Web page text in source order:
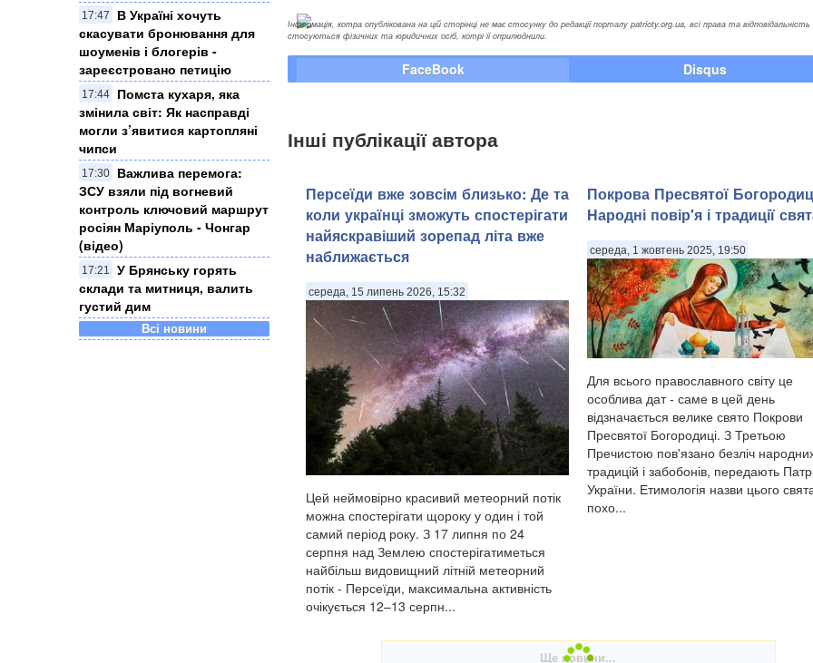
17:47
В Україні хочуть
скасувати бронювання для
шоуменів і блогерів -
зареєстровано петицію
17:44
Помста кухаря, яка
змінила світ: Як насправді
могли з’явитися картопляні
чипси
17:30
Важлива перемога:
ЗСУ взяли під вогневий
контроль ключовий маршрут
росіян Маріуполь - Чонгар
(відео)
17:21
​У Брянську горять
склади та митниця, валить
густий дим
Всі новини
Інформація, котра опублікована на цій сторінці не має стосунку до редакції порталу patrioty.org.ua, всі права та відповідальність
стосуються фізичних та юридичних осіб, котрі її оприлюднили.
FaceBook Disqus
Інші публікації автора
Персеїди вже зовсім близько: Де та
коли українці зможуть спостерігати
найяскравіший зорепад літа вже
наближається
середа, 15 липень 2026, 15:32
Цей неймовірно красивий метеорний потік
можна спостерігати щороку у один і той
самий період року. З 17 липня по 24
серпня над Землею спостерігатиметься
найбільш видовищний літній метеорний
потік - Персеїди, максимальна активність
очікується 12–13 серпн...
Покрова Пресвятої
Народні повір'я і традиції
середа, 1 жовтень 2025, 19:50
Для всього православного світу це
особлива дат - саме в цей день
відзначається велике свято Покрови
Пресвятої Богородиці. З Третьою
Пречистою пов'язано безліч
традицій і забобонів, передають
України. Етимологія назви цього
похо...